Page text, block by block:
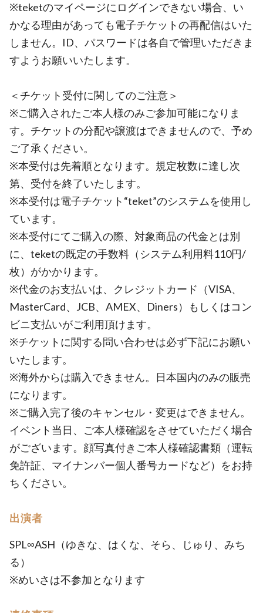
※teketのマイページにログインできない場合、い
かなる理由があっても電子チケットの再配信はいた
しません。ID、パスワードは各自で管理いただきま
すようお願いいたします。
＜チケット受付に関してのご注意＞
※ご購入されたご本人様のみご参加可能になりま
す。チケットの分配や譲渡はできませんので、予め
ご了承ください。
※本受付は先着順となります。規定枚数に達し次
第、受付を終了いたします。
※本受付は電子チケット“teket”のシステムを使用し
ています。
※本受付にてご購入の際、対象商品の代金とは別
に、teketの既定の手数料（システム利用料110円/
枚）がかかります。
※代金のお支払いは、クレジットカード（VISA、
MasterCard、JCB、AMEX、Diners）もしくはコン
ビニ支払いがご利用頂けます。
※チケットに関する問い合わせは必ず下記にお願い
いたします。
※海外からは購入できません。日本国内のみの販売
になります。
※ご購入完了後のキャンセル・変更はできません。
イベント当日、ご本人様確認をさせていただく場合
がございます。顔写真付きご本人様確認書類（運転
免許証、マイナンバー個人番号カードなど）をお持
ちください。
出演者
SPL∞ASH（ゆきな、はくな、そら、じゅり、みち
る）
※めいさは不参加となります